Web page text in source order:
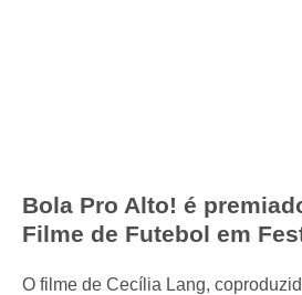
Bola Pro Alto! é
Filme de Futebol em
O filme de Cecília Lang,